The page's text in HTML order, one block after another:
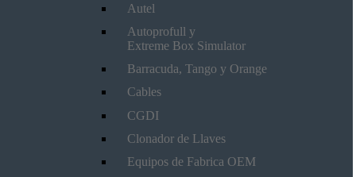
Autel
Autoprofull y
Extreme Box Simulator
Barracuda, Tango y Orange
Cables
CGDI
Clonador de Llaves
Equipos de Fabrica OEM